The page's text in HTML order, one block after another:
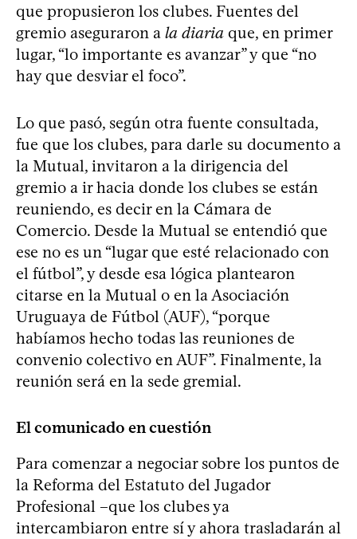
que propusieron los clubes. Fuentes del
gremio aseguraron a la diaria que, en primer
lugar, “lo importante es avanzar” y que “no
hay que desviar el foco”.
Lo que pasó, según otra fuente consultada,
fue que los clubes, para darle su documento a
la Mutual, invitaron a la dirigencia del
gremio a ir hacia donde los clubes se están
reuniendo, es decir en la Cámara de
Comercio. Desde la Mutual se entendió que
ese no es un “lugar que esté relacionado con
el fútbol”, y desde esa lógica plantearon
citarse en la Mutual o en la Asociación
Uruguaya de Fútbol (AUF), “porque
habíamos hecho todas las reuniones de
convenio colectivo en AUF”. Finalmente, la
reunión será en la sede gremial.
El comunicado en cuestión
Para comenzar a negociar sobre los puntos de
la Reforma del Estatuto del Jugador
Profesional –que los clubes ya
intercambiaron entre sí y ahora trasladarán al